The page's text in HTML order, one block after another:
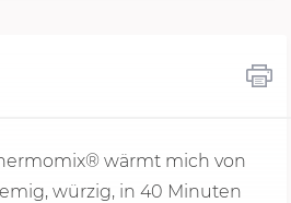
wärmt mich von
würzig, in 40 Minuten